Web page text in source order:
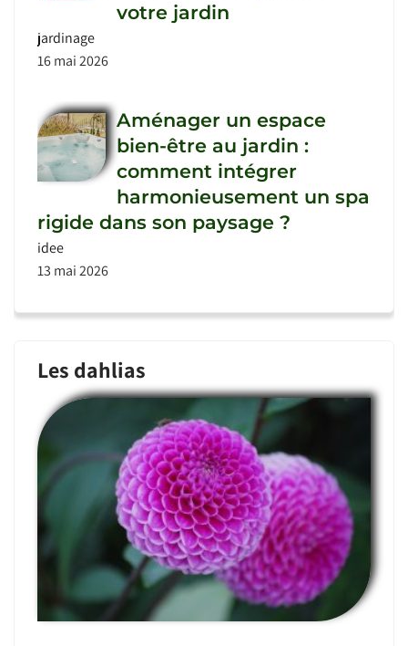
votre jardin
jardinage
16 mai 2026
Aménager un espace
bien-être au jardin :
comment intégrer
harmonieusement un spa
rigide dans son paysage ?
idee
13 mai 2026
Les dahlias